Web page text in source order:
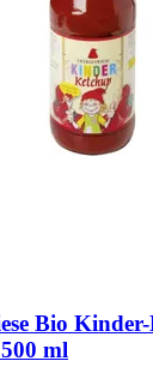
Bio
ml